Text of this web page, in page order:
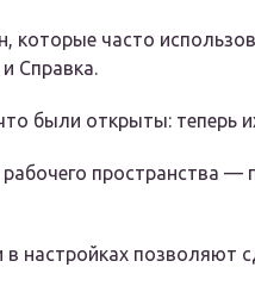
которые часто
Справка.
были открыты: теперь
рабочего пространства
настройках позволяют